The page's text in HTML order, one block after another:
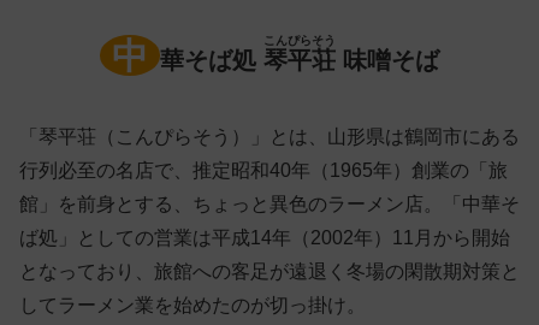
中 華そば処 琴平荘
こんぴらそう
味噌そば
「琴平荘（こんぴらそう）」とは、山形県は鶴岡市にある
行列必至の名店で、推定昭和40年（1965年）創業の「旅
館」を前身とする、ちょっと異色のラーメン店。「中華そ
ば処」としての営業は平成14年（2002年）11月から開始
となっており、旅館への客足が遠退く冬場の閑散期対策と
してラーメン業を始めたのが切っ掛け。